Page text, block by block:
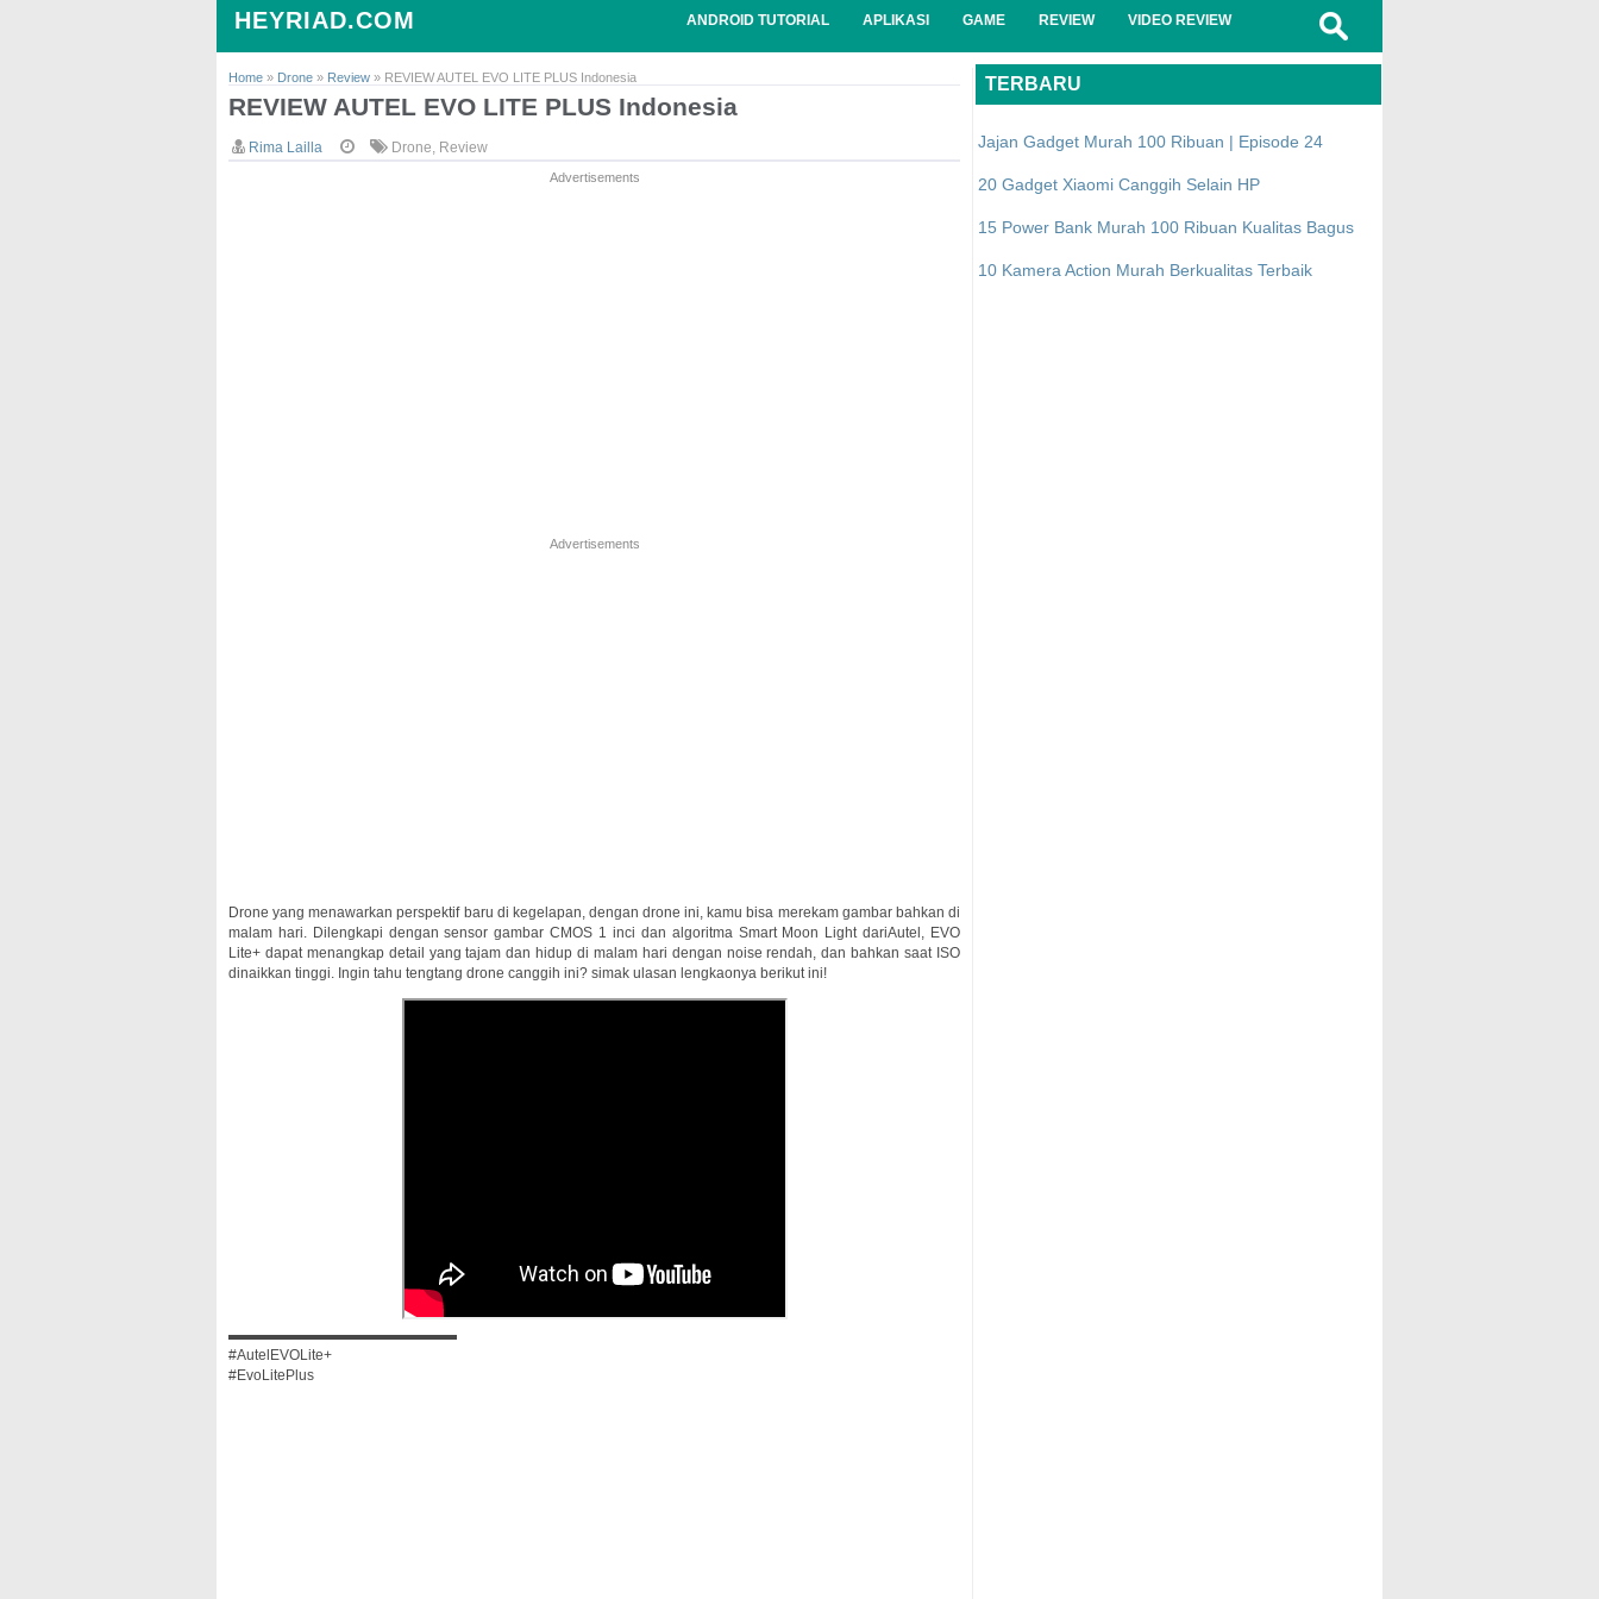
HEYRIAD.COM ANDROID TUTORIAL APLIKASI GAME REVIEW VIDEO REVIEW
Home » Drone » Review » REVIEW AUTEL EVO LITE PLUS Indonesia
REVIEW AUTEL EVO LITE PLUS Indonesia
Rima Lailla Drone, Review
Advertisements
Advertisements
Drone yang menawarkan perspektif baru di kegelapan, dengan drone ini, kamu bisa merekam gambar bahkan di
malam hari. Dilengkapi dengan sensor gambar CMOS 1 inci dan algoritma Smart Moon Light dariAutel, EVO
Lite+ dapat menangkap detail yang tajam dan hidup di malam hari dengan noise rendah, dan bahkan saat ISO
dinaikkan tinggi. Ingin tahu tengtang drone canggih ini? simak ulasan lengkaonya berikut ini!
▬▬▬▬▬▬▬▬▬▬▬▬▬▬▬▬
#AutelEVOLite+
#EvoLitePlus
TERBARU
Jajan Gadget Murah 100 Ribuan | Episode 24
20 Gadget Xiaomi Canggih Selain HP
15 Power Bank Murah 100 Ribuan Kualitas Bagus
10 Kamera Action Murah Berkualitas Terbaik